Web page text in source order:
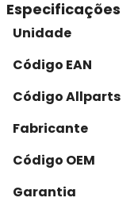
Especificações
Unidade
Código EAN
Código Allparts
Fabricante
Código OEM
Garantia